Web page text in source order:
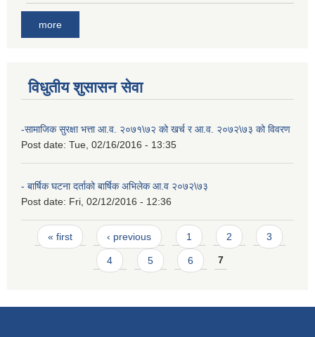
more
विधुतीय शुसासन सेवा
-सामाजिक सुरक्षा भत्ता आ.व. २०७१\७२ को खर्च र आ.व. २०७२\७३ को विवरण
Post date: Tue, 02/16/2016 - 13:35
- बार्षिक घटना दर्ताको बार्षिक अभिलेक आ.व २०७२\७३
Post date: Fri, 02/12/2016 - 12:36
Pages
« first ‹ previous 1 2 3
4 5 6 7